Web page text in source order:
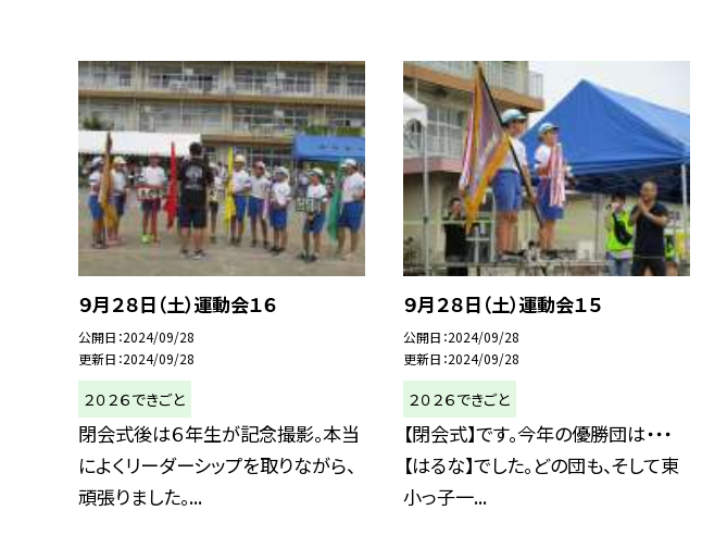
９月２８日（土）運動会１６
公開日 2024/09/28
更新日 2024/09/28
２０２６できごと
閉会式後は６年生が記念撮影。本当
によくリーダーシップを取りながら、
頑張りました。...
９月２８日（土）運動会１５
公開日 2024/09/28
更新日 2024/09/28
２０２６できごと
【閉会式】です。今年の優勝団は・・・
【はるな】でした。どの団も、そして東
小っ子一...